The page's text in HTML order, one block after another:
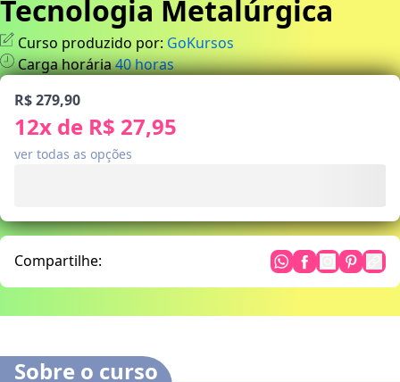
Tecnologia Metalúrgica
Curso produzido por: GoKursos
Carga horária40horas
R$ 279,90
12x de R$ 27,95
ver todas as opções
Compartilhe:
Sobre o curso